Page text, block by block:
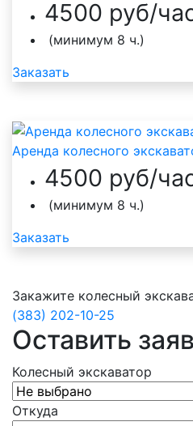
4500 руб/
(минимум 8 ч.)
Заказать
Аренда колесного
4500 руб/
(минимум 8 ч.)
Заказать
Закажите колесный
(383) 202-10-25
Оставить
Колесный экскаватор
Откуда